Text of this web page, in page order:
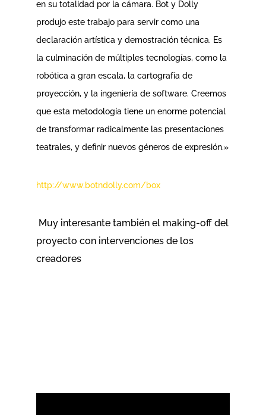
en su totalidad por la cámara. Bot y Dolly
produjo este trabajo para servir como una
declaración artística y demostración técnica. Es
la culminación de múltiples tecnologías, como la
robótica a gran escala, la cartografía de
proyección, y la ingeniería de software. Creemos
que esta metodología tiene un enorme potencial
de transformar radicalmente las presentaciones
teatrales, y definir nuevos géneros de expresión.»
http://www.botndolly.com/box
Muy interesante también el making-off del
proyecto con intervenciones de los
creadores